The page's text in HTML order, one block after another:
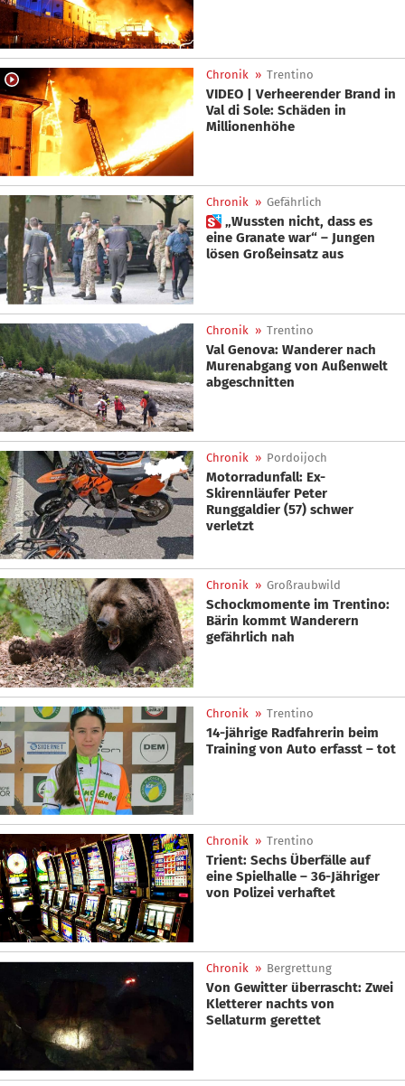
Chronik » Trentino
VIDEO | Verheerender Brand in
Val di Sole: Schäden in
Millionenhöhe
Chronik » Gefährlich
 „Wussten nicht, dass es
eine Granate war“ – Jungen
lösen Großeinsatz aus
Chronik » Trentino
Val Genova: Wanderer nach
Murenabgang von Außenwelt
abgeschnitten
Chronik » Pordoijoch
Motorradunfall: Ex-
Skirennläufer Peter
Runggaldier (57) schwer
verletzt
Chronik » Großraubwild
Schockmomente im Trentino:
Bärin kommt Wanderern
gefährlich nah
Chronik » Trentino
14-jährige Radfahrerin beim
Training von Auto erfasst – tot
Chronik » Trentino
Trient: Sechs Überfälle auf
eine Spielhalle – 36-Jähriger
von Polizei verhaftet
Chronik » Bergrettung
Von Gewitter überrascht: Zwei
Kletterer nachts von
Sellaturm gerettet